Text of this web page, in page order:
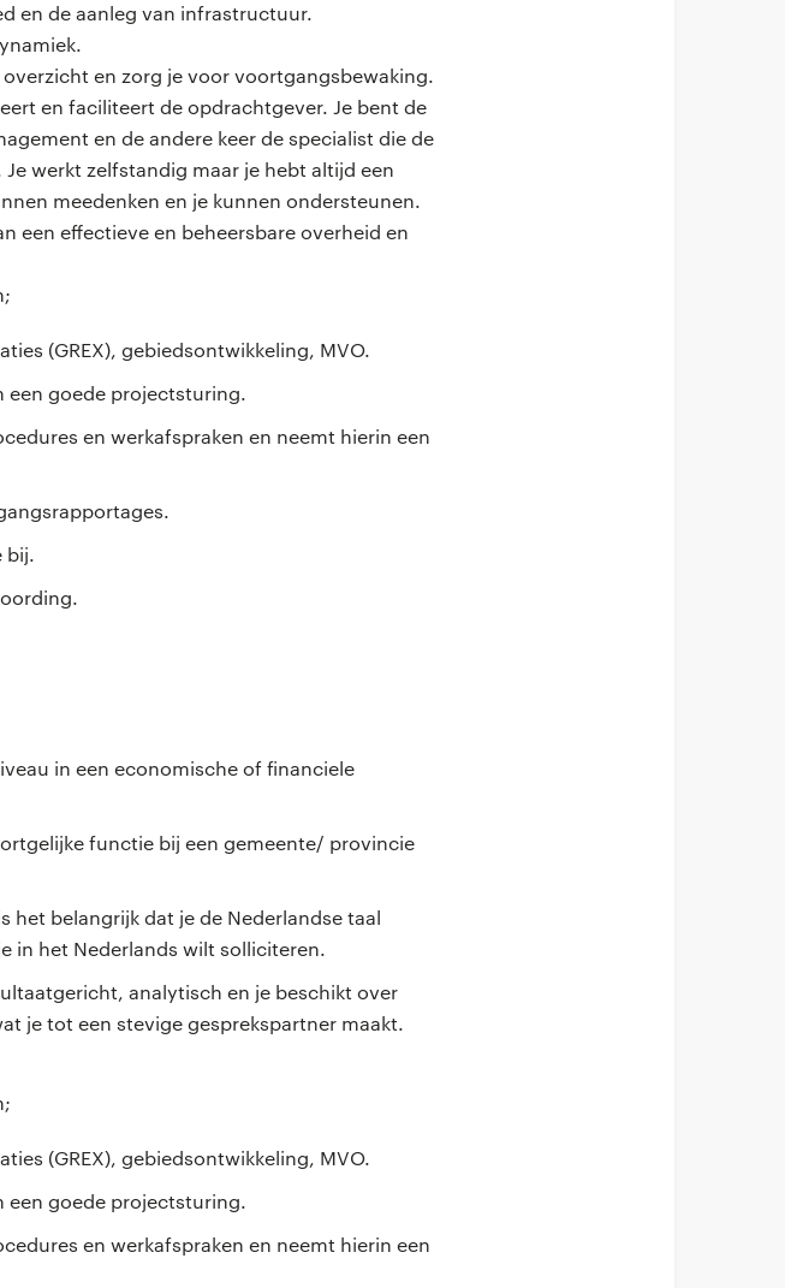
en de aanleg van infrastructuur.
en zorg je voor voortgangsbewaking.
en faciliteert de opdrachtgever. Je bent de
en de andere keer de specialist die de
werkt zelfstandig maar je hebt altijd een
meedenken en je kunnen ondersteunen.
een effectieve en beheersbare overheid en
(GREX), gebiedsontwikkeling, MVO.
een goede projectsturing.
en werkafspraken en neemt hierin een
bij.
in een economische of financiele
functie bij een gemeente/ provincie
het belangrijk dat je de Nederlandse taal
in het Nederlands wilt solliciteren.
analytisch en je beschikt over
je tot een stevige gesprekspartner maakt.
(GREX), gebiedsontwikkeling, MVO.
een goede projectsturing.
en werkafspraken en neemt hierin een